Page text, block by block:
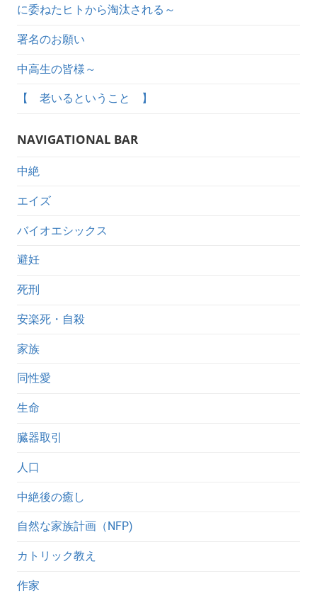
に委ねたヒトから淘汰される～
署名のお願い
中高生の皆様～
【 老いるということ 】
NAVIGATIONAL BAR
中絶
エイズ
バイオエシックス
避妊
死刑
安楽死・自殺
家族
同性愛
生命
臓器取引
人口
中絶後の癒し
自然な家族計画（NFP)
カトリック教え
作家